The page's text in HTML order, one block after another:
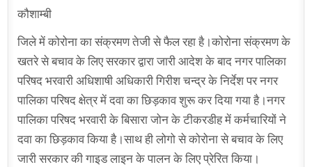
कौशाम्बी
जिले में कोरोना का संक्रमण तेजी से फैल रहा है।कोरोना संक्रमण के
खतरे से बचाव के लिए सरकार द्वारा जारी आदेश के बाद नगर पालिका
परिषद भरवारी अधिशाषी अधिकारी गिरीश चन्द्र के निर्देश पर नगर
पालिका परिषद क्षेत्र में दवा का छिड़काव शुरू कर दिया गया है।नगर
पालिका परिषद भरवारी के बिसारा जोन के टीकरडीह में कर्मचारियों ने
दवा का छिड़काव किया है।साथ ही लोगो से कोरोना से बचाव के लिए
जारी सरकार की गाइड लाइन के पालन के लिए प्रेरित किया।